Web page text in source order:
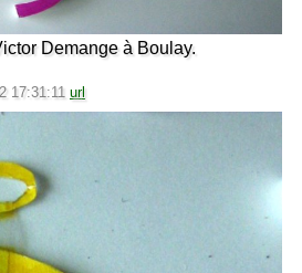
Demange à Boulay.
17:31:11 url